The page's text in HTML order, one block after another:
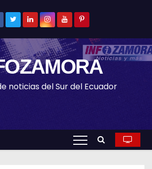
noticias del Sur del Ecuador